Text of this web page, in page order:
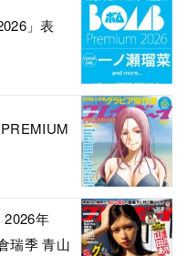
」表
2026年
瑞季 青山